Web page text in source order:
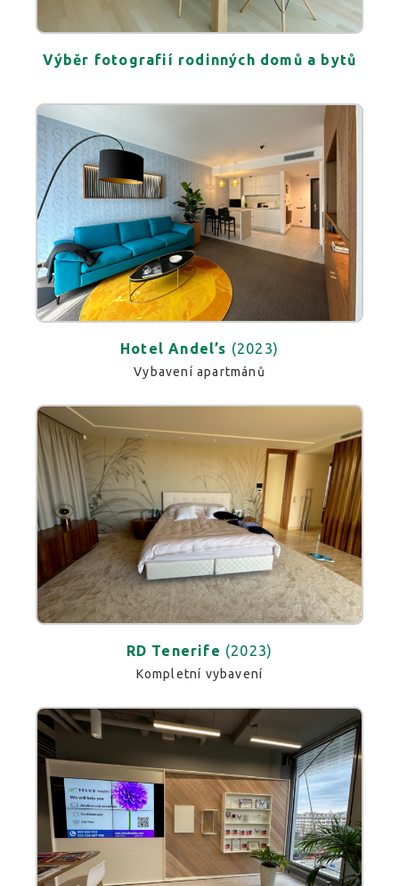
Výběr fotografií rodinných domů a bytů
Hotel Andel’s (2023)
Vybavení apartmánů
RD Tenerife (2023)
Kompletní vybavení